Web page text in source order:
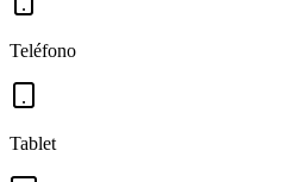
Teléfono
Tablet